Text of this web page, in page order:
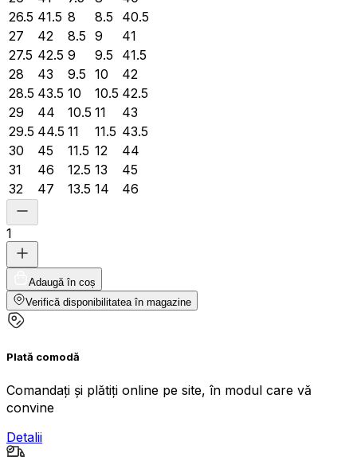
26.5 41.5 8 8.5
40.5
27
42 8.5 9
41
27.5 42.5 9 9.5
41.5
28
43 9.5 10
42
28.5 43.5 10 10.5 42.5
29
44 10.5 11
43
29.5 44.5 11 11.5 43.5
30
45 11.5 12
44
31
46 12.5 13
45
32
47 13.5 14 46
1
Adaugă în coș
Verifică disponibilitatea în magazine
Plată comodă
Comandați și plătiți online pe site, în modul care vă
convine
Detalii